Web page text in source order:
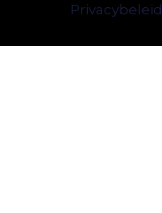
Privacybeleid